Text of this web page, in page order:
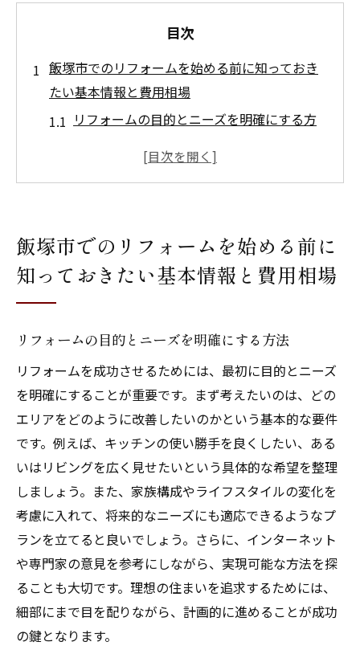
目次
飯塚市でのリフォームを始める前に知っておき
たい基本情報と費用相場
リフォームの目的とニーズを明確にする方
飯塚市内でのリフォーム価格の最新トレン
費用を抑えるための事前調査のポイント
リフォーム費用の見積もりとその内訳
理想の住まいを実現するための福岡県飯塚市で
リフォーム計画の基礎：目的と優先順位の
設定
飯塚市の住宅事情を考慮した計画作り
プロと一緒に考える理想の間取り
予算内で実現するための計画手順
飯塚市の気候を考慮したリフォームの工夫
将来を見据えたリフォームプランの立て方
コストを抑える！飯塚市でのリフォームにおけ
る賢い業者選びの秘訣
信頼できる業者を見つけるためのチェック
ポイント
飯塚市でのリフォームを始める前に
知っておきたい基本情報と費用相場
リフォームの目的とニーズを明確にする方法
リフォームを成功させるためには、最初に目的とニーズ
を明確にすることが重要です。まず考えたいのは、どの
エリアをどのように改善したいのかという基本的な要件
です。例えば、キッチンの使い勝手を良くしたい、ある
いはリビングを広く見せたいという具体的な希望を整理
しましょう。また、家族構成やライフスタイルの変化を
考慮に入れて、将来的なニーズにも適応できるようなプ
ランを立てると良いでしょう。さらに、インターネット
や専門家の意見を参考にしながら、実現可能な方法を探
ることも大切です。理想の住まいを追求するためには、
細部にまで目を配りながら、計画的に進めることが成功
の鍵となります。